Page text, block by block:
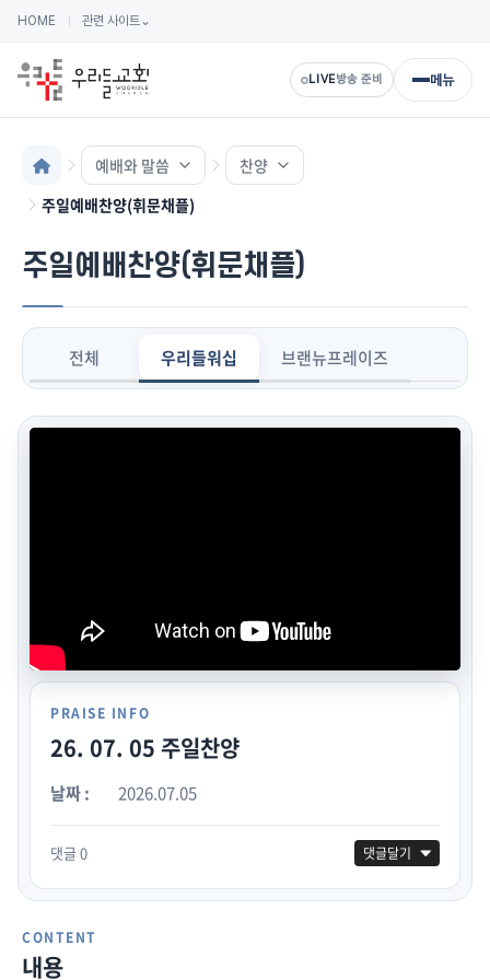
HOME 관련 사이트⌄
LIVE방송 준비 메뉴
예배와 말씀
찬양
주일예배찬양(휘문채플)
주일예배찬양(휘문채플)
전체 우리들워십 브랜뉴프레이즈
PRAISE INFO
26. 07. 05 주일찬양
날짜 : 2026.07.05
댓글 0 댓글달기
CONTENT
내용